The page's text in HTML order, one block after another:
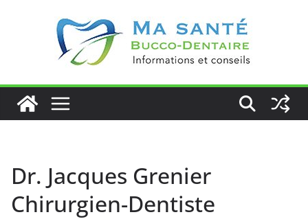
Dr. Jacques Grenier
Chirurgien-Dentiste